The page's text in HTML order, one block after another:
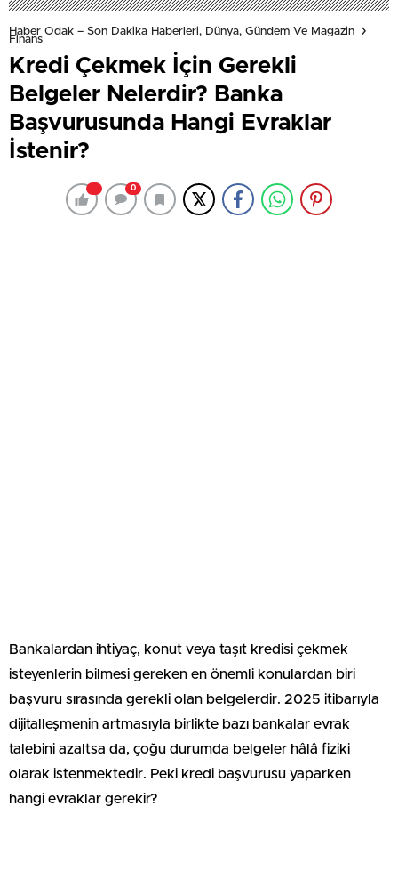
Haber Odak – Son Dakika Haberleri, Dünya, Gündem Ve Magazin
Finans
Kredi Çekmek İçin Gerekli
Belgeler Nelerdir? Banka
Başvurusunda Hangi Evraklar
İstenir?
0
Bankalardan ihtiyaç, konut veya taşıt kredisi çekmek
isteyenlerin bilmesi gereken en önemli konulardan biri
başvuru sırasında gerekli olan belgelerdir. 2025 itibarıyla
dijitalleşmenin artmasıyla birlikte bazı bankalar evrak
talebini azaltsa da, çoğu durumda belgeler hâlâ fiziki
olarak istenmektedir. Peki kredi başvurusu yaparken
hangi evraklar gerekir?